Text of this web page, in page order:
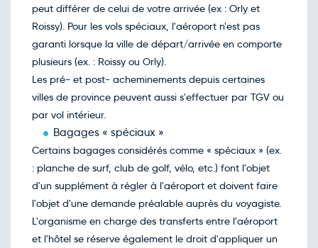
04
avril
872€/pers
05
avril
800€/pers
Mar.
06
avril
785€/pers
07
762€
Jeu.
08
avril
792€/pers
Ven.
09
avril
785€/pers
Sam.
10
avril
748€/pers
peut différer de celui de votre arrivée (ex : Orly et
Roissy). Pour les vols spéciaux, l'aéroport n'est pas
garanti lorsque la ville de départ/arrivée en comporte
plusieurs (ex. : Roissy ou Orly).
Les pré- et post- acheminements depuis certaines
villes de province peuvent aussi s'effectuer par TGV ou
par vol intérieur.
Bagages « spéciaux »
Certains bagages considérés comme « spéciaux » (ex.
: planche de surf, club de golf, vélo, etc.) font l'objet
d'un supplément à régler à l'aéroport et doivent faire
l'objet d'une demande préalable auprès du voyagiste.
L'organisme en charge des transferts entre l'aéroport
et l'hôtel se réserve également le droit d'appliquer un